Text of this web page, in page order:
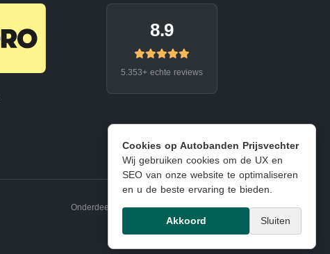
Cookies op Autobanden Prijsvechter
Wij gebruiken cookies om de UX en
SEO van onze website te optimaliseren
en u de beste ervaring te bieden.
Akkoord Sluiten
8.9
5.353+ echte reviews
Onderdeel van EJ Banden Oosterhout